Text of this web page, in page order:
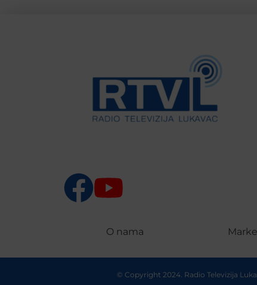
O nama
© Copyright 2024. Radio Televizija